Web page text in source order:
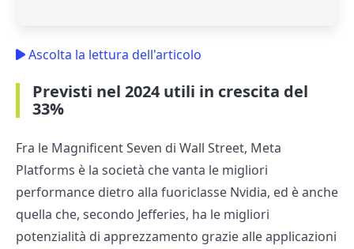
Ascolta la lettura dell'articolo
Previsti nel 2024 utili in crescita del
33%
Fra le Magnificent Seven di Wall Street, Meta
Platforms è la società che vanta le migliori
performance dietro alla fuoriclasse Nvidia, ed è anche
quella che, secondo Jefferies, ha le migliori
potenzialità di apprezzamento grazie alle applicazioni